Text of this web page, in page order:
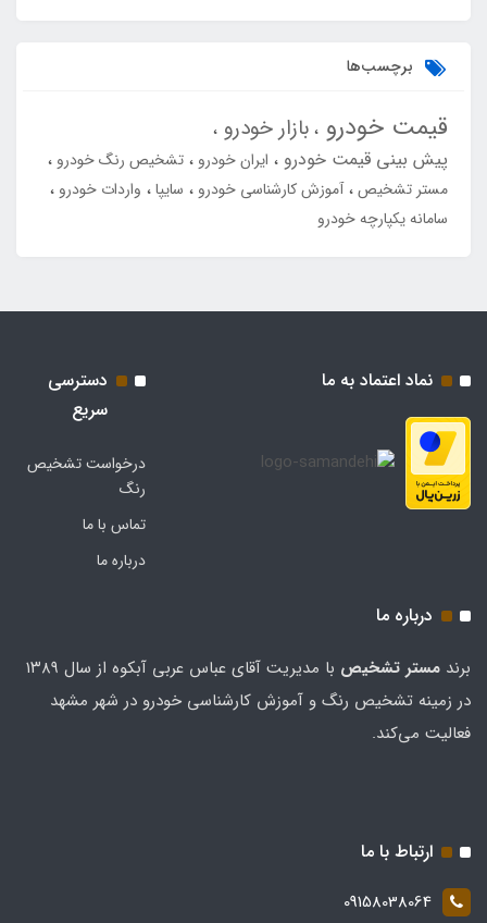
برچسب‌ها
قیمت خودرو بازار خودرو
پیش بینی قیمت خودرو ایران خودرو
تشخیص رنگ خودرو
مستر تشخیص آموزش کارشناسی خودرو سایپا
واردات خودرو
سامانه یکپارچه خودرو
نماد اعتماد به ما
دسترسی
سریع
درخواست تشخیص
رنگ
تماس با ما
درباره ما
درباره ما
برند مستر تشخيص
با مدیریت آقای عباس عربی آبکوه از سال ۱۳۸۹
در زمینه تشخیص رنگ و آموزش کارشناسی خودرو در شهر مشهد
فعالیت می‌کند.
ارتباط با ما
09158038064